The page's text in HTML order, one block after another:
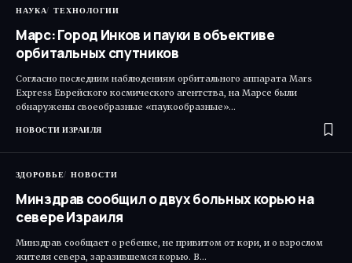
НАУКА ТЕХНОЛОГИИ
Марс: Город Инков и пауки в объективе
орбитальных спутников
Согласно последним наблюдениям орбитального аппарата Mars
Express Еврейского космического агентства, на Марсе были
обнаружены своеобразные «паукообразные»…
НОВОСТИ ИЗРАИЛЯ
ЗДОРОВЬЕ НОВОСТИ
Минздрав сообщил о двух больных корью на
севере Израиля
Минздрав сообщает о ребенке, не привитом от кори, и о взрослом
жителя севера, заразившемся корью. В…